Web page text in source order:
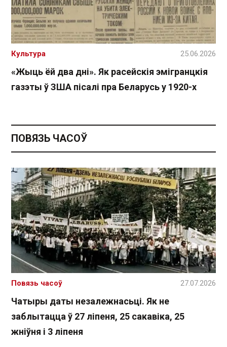
«Жыць ёй два дні». Як расейскія эмігранцкія
газэты ў ЗША пісалі пра Беларусь у 1920-х
Культура 25.06.2026
ПОВЯЗЬ ЧАСОЎ
Чатыры даты незалежнасьці. Як не
заблытацца ў 27 ліпеня, 25 сакавіка, 25
жніўня і 3 ліпеня
Повязь часоў 27.07.2026